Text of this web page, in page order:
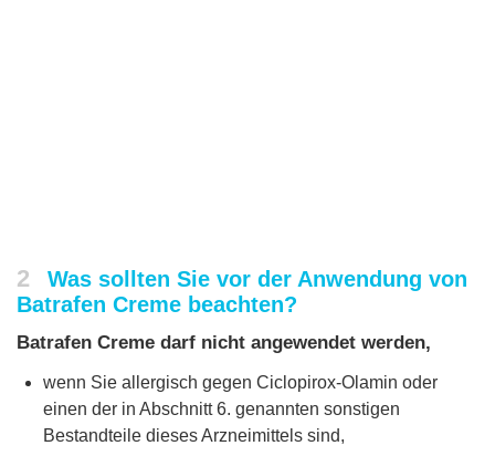
2
Was sollten Sie vor der Anwendung von
Batrafen Creme beachten?
Batrafen Creme darf nicht angewendet werden,
wenn Sie allergisch gegen Ciclopirox-Olamin oder
einen der in Abschnitt 6. genannten sonstigen
Bestandteile dieses Arzneimittels sind,